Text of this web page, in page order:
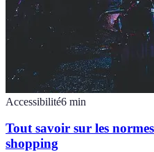
Accessibilité6 min
Tout savoir sur les
shopping